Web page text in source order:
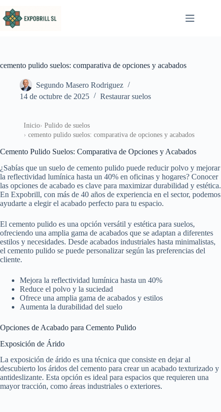
cemento pulido suelos: comparativa de opciones y acabados
Segundo Masero Rodriguez
14 de octubre de 2025
Restaurar suelos
Inicio
Pulido de suelos
cemento pulido suelos: comparativa de opciones y acabados
Cemento Pulido Suelos: Comparativa de Opciones y Acabados
¿Sabías que un suelo de cemento pulido puede reducir polvo y mejorar
la reflectividad lumínica hasta un 40% en oficinas y hogares? Conocer
las opciones de acabado es clave para maximizar durabilidad y estética.
En Expobrill, con más de 40 años de experiencia en el sector, podemos
ayudarte a elegir el acabado perfecto para tu espacio.
El cemento pulido es una opción versátil y estética para suelos,
ofreciendo una amplia gama de acabados que se adaptan a diferentes
estilos y necesidades. Desde acabados industriales hasta minimalistas,
el cemento pulido se puede personalizar según las preferencias del
cliente.
Mejora la reflectividad lumínica hasta un 40%
Reduce el polvo y la suciedad
Ofrece una amplia gama de acabados y estilos
Aumenta la durabilidad del suelo
Opciones de Acabado para Cemento Pulido
Exposición de Árido
La exposición de árido es una técnica que consiste en dejar al
descubierto los áridos del cemento para crear un acabado texturizado y
antideslizante. Esta opción es ideal para espacios que requieren una
mayor tracción, como áreas industriales o exteriores.